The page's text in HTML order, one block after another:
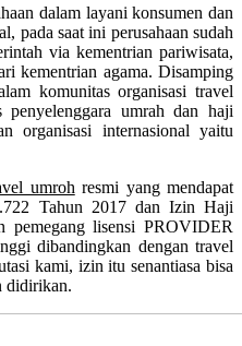
dalam layani konsumen dan
pada saat ini perusahaan sudah
via kementrian pariwisata,
kementrian agama. Disamping
komunitas organisasi travel
penyelenggara umrah dan haji
organisasi internasional yaitu
umroh resmi yang mendapat
Tahun 2017 dan Izin Haji
lisensi PROVIDER
dibandingkan dengan travel
kami, izin itu senantiasa bisa
didirikan.